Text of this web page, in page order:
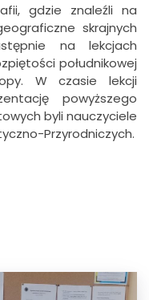
gdzie znaleźli na
skrajnych
na lekcjach
południkowej
W czasie lekcji
powyższego
byli nauczyciele
Przyrodniczych.